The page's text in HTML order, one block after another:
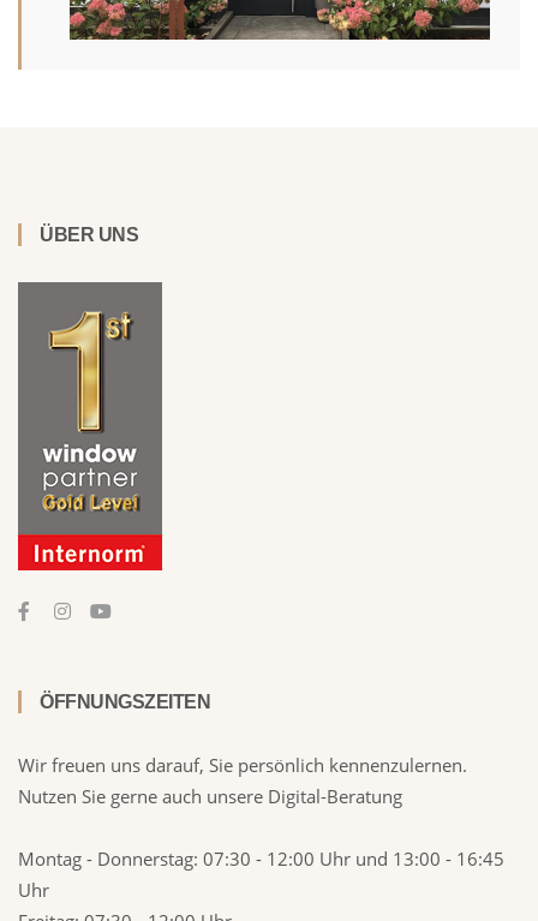
ÜBER UNS
ÖFFNUNGSZEITEN
Wir freuen uns darauf, Sie persönlich kennenzulernen.
Nutzen Sie gerne auch unsere Digital-Beratung
Montag - Donnerstag: 07:30 - 12:00 Uhr und 13:00 - 16:45
Uhr